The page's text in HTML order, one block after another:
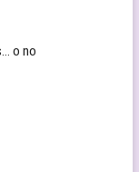
o no